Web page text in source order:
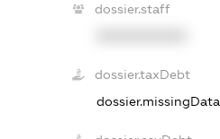
dossier.staff
dossier.taxDebt
dossier.missingData